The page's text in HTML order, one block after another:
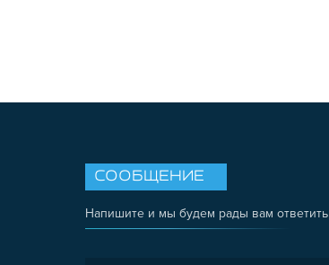
СООБЩЕНИЕ
Напишите и мы будем рады вам ответить